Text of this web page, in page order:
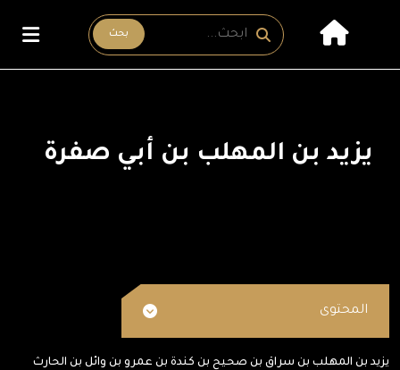
بحث
يزيد بن المهلب بن أبي صفرة
المحتوى
يزيد بن المهلب بن سراق بن صحيح بن كندة بن عمرو بن وائل بن الحارث